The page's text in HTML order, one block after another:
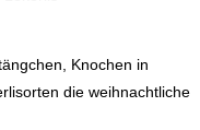
Knochen in
die weihnachtliche